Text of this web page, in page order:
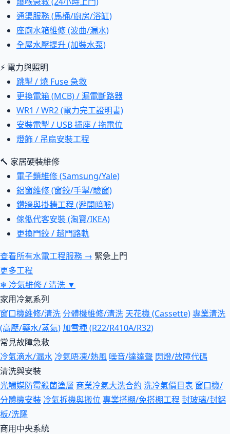
通渠服務 (馬桶/廚房/浴缸)
座廁水箱維修 (波曲/漏水)
全屋水壓提升 (加裝水泵)
⚡ 電力與照明
跳掣 / 燒 Fuse 急救
更換電箱 (MCB) / 漏電斷路器
WR1 / WR2 (電力完工證明書)
安裝電掣 / USB 插座 / 拖電位
燈飾 / 吊扇安裝工程
🔨 家居硬裝維修
電子鎖維修 (Samsung/Yale)
鋁窗維修 (窗鉸/手掣/驗窗)
鑽牆與掛牆工程 (避開暗喉)
傢俬代客安裝 (淘寶/IKEA)
更換門鉸 / 趟門路軌
查看所有水電工程服務 → 緊急上門
更多工程
❄ 冷氣維修 / 清洗 ▼
家用冷氣系列
窗口機維修/清洗 分體機維修/清洗 天花機 (Cassette)專業清洗
(高壓/藥水/蒸氣)加雪種 (R22/R410A/R32)
常見故障急救
冷氣滴水/漏水 冷氣唔凍/熱風 噪音/達達聲 閃燈/故障代碼
清洗與安裝
光觸媒防霉殺菌塗層 商業冷氣大洗合約 洗冷氣價目表 窗口機/
分體機安裝 冷氣拆機與搬位 專業搭棚/免搭棚工程 封玻璃/封鋁
板/洗窿
商用中央系統